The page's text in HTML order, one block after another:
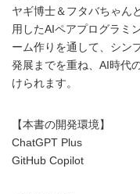
ヤギ博士＆フタバちゃん
用したAIペアプログラミ
ーム作りを通して、シン
発展までを重ね、AI時代
けられます。
【本書の開発環境】
ChatGPT Plus
GitHub Copilot